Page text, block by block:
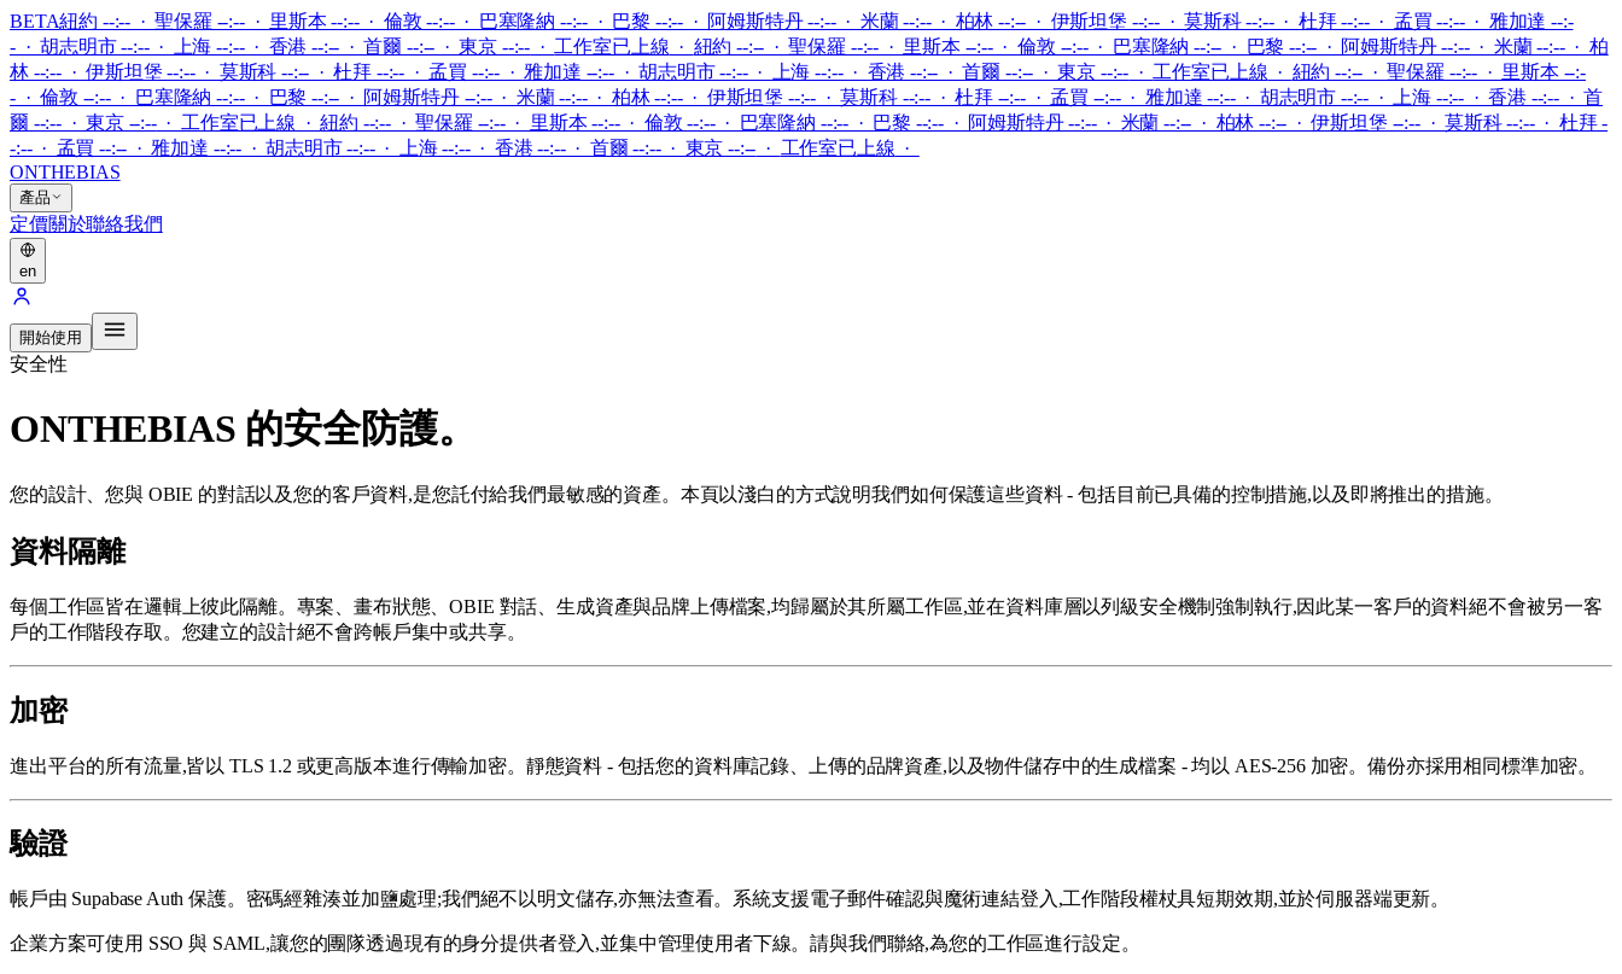
BETA紐約 --:-- · 聖保羅 --:-- · 里斯本 --:-- · 倫敦 --:-- · 巴塞隆納 --:-- · 巴黎 --:-- · 阿姆斯特丹 --:-- · 米蘭 --:-- · 柏林 --:-- · 伊斯坦堡 --:-- · 莫斯科 --:-- · 杜拜 --:-- · 孟買 --:-- · 雅加達 --:-
- · 胡志明市 --:-- · 上海 --:-- · 香港 --:-- · 首爾 --:-- · 東京 --:-- · 工作室已上線 · 紐約 --:-- · 聖保羅 --:-- · 里斯本 --:-- · 倫敦 --:-- · 巴塞隆納 --:-- · 巴黎 --:-- · 阿姆斯特丹 --:-- · 米蘭 --:-- · 柏
林 --:-- · 伊斯坦堡 --:-- · 莫斯科 --:-- · 杜拜 --:-- · 孟買 --:-- · 雅加達 --:-- · 胡志明市 --:-- · 上海 --:-- · 香港 --:-- · 首爾 --:-- · 東京 --:-- · 工作室已上線 · 紐約 --:-- · 聖保羅 --:-- · 里斯本 --:-
- · 倫敦 --:-- · 巴塞隆納 --:-- · 巴黎 --:-- · 阿姆斯特丹 --:-- · 米蘭 --:-- · 柏林 --:-- · 伊斯坦堡 --:-- · 莫斯科 --:-- · 杜拜 --:-- · 孟買 --:-- · 雅加達 --:-- · 胡志明市 --:-- · 上海 --:-- · 香港 --:-- · 首
爾 --:-- · 東京 --:--· 工作室已上線 ·紐約 --:-- · 聖保羅 --:-- · 里斯本 --:-- · 倫敦 --:-- · 巴塞隆納 --:-- · 巴黎 --:-- · 阿姆斯特丹 --:-- · 米蘭 --:-- · 柏林 --:-- · 伊斯坦堡 --:-- · 莫斯科 --:-- · 杜拜 -
-:-- · 孟買 --:-- · 雅加達 --:-- · 胡志明市 --:-- · 上海 --:-- · 香港 --:-- · 首爾 --:-- · 東京 --:-- · 工作室已上線 ·
ONTHEBIAS
產品
定價關於聯絡我們
en
開始使用
安全性
ONTHEBIAS 的安全防護。
您的設計、您與 OBIE 的對話以及您的客戶資料,是您託付給我們最敏感的資產。本頁以淺白的方式說明我們如何保護這些資料 - 包括目前已具備的控制措施,以及即將推出的措施。
資料隔離
每個工作區皆在邏輯上彼此隔離。專案、畫布狀態、OBIE 對話、生成資產與品牌上傳檔案,均歸屬於其所屬工作區,並在資料庫層以列級安全機制強制執行,因此某一客戶的資料絕不會被另一客
戶的工作階段存取。您建立的設計絕不會跨帳戶集中或共享。
加密
進出平台的所有流量,皆以 TLS 1.2 或更高版本進行傳輸加密。靜態資料 - 包括您的資料庫記錄、上傳的品牌資產,以及物件儲存中的生成檔案 - 均以 AES-256 加密。備份亦採用相同標準加密。
驗證
帳戶由 Supabase Auth 保護。密碼經雜湊並加鹽處理;我們絕不以明文儲存,亦無法查看。系統支援電子郵件確認與魔術連結登入,工作階段權杖具短期效期,並於伺服器端更新。
企業方案可使用 SSO 與 SAML,讓您的團隊透過現有的身分提供者登入,並集中管理使用者下線。請與我們聯絡,為您的工作區進行設定。